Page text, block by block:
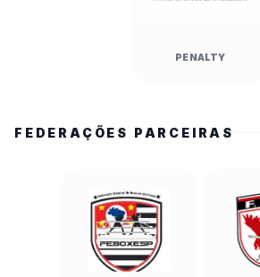
PENALTY
FEDERAÇÕES PARCEIRAS